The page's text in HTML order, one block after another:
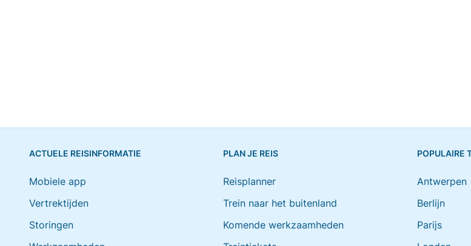
ACTUELE REISINFORMATIE
Mobiele app
Vertrektijden
Storingen
PLAN JE REIS
Reisplanner
Trein naar het buitenland
Komende werkzaamheden
POPULAIRE
Antwerpen
Berlijn
Parijs